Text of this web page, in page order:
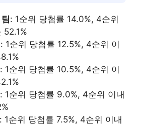
: 1순위 당첨률 14.0%, 4순위
52.1%
: 1순위 당첨률 12.5%, 4순위 이
: 1순위 당첨률 10.5%, 4순위 이
: 1순위 당첨률 9.0%, 4순위 이내
: 1순위 당첨률 7.5%, 4순위 이내